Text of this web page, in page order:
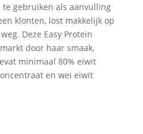
gebruiken als aanvulling
klonten, lost makkelijk op
Deze Easy Protein
door haar smaak,
minimaal 80% eiwit
en wei eiwit